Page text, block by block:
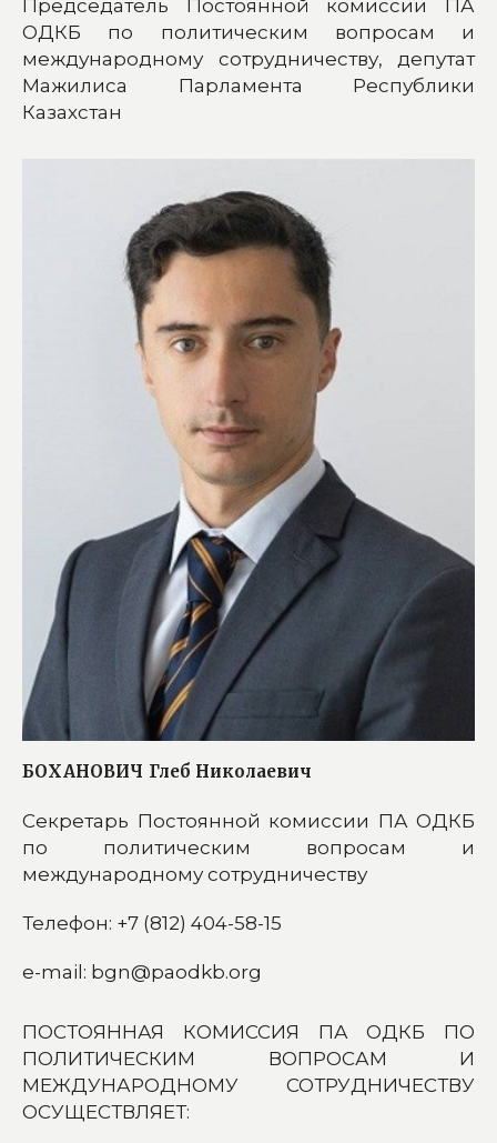
Председатель Постоянной комиссии ПА
ОДКБ по политическим вопросам и
международному сотрудничеству, депутат
Мажилиса Парламента Республики
Казахстан
БОХАНОВИЧ Глеб Николаевич
Секретарь Постоянной комиссии ПА ОДКБ
по политическим вопросам и
международному сотрудничеству
Телефон: +7 (812) 404-58-15
e-mail: bgn@paodkb.org
ПОСТОЯННАЯ КОМИССИЯ ПА ОДКБ ПО
ПОЛИТИЧЕСКИМ ВОПРОСАМ И
МЕЖДУНАРОДНОМУ СОТРУДНИЧЕСТВУ
ОСУЩЕСТВЛЯЕТ: